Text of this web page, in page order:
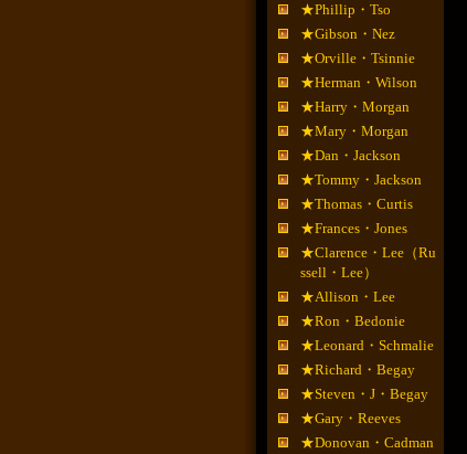
★Phillip・Tso
★Gibson・Nez
★Orville・Tsinnie
★Herman・Wilson
★Harry・Morgan
★Mary・Morgan
★Dan・Jackson
★Tommy・Jackson
★Thomas・Curtis
★Frances・Jones
★Clarence・Lee（Ru
ssell・Lee）
★Allison・Lee
★Ron・Bedonie
★Leonard・Schmalie
★Richard・Begay
★Steven・J・Begay
★Gary・Reeves
★Donovan・Cadman